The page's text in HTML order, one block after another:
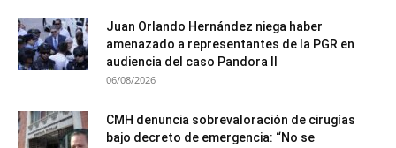
Juan Orlando Hernández niega haber
amenazado a representantes de la PGR en
audiencia del caso Pandora II
06/08/2026
CMH denuncia sobrevaloración de cirugías
bajo decreto de emergencia: “No se